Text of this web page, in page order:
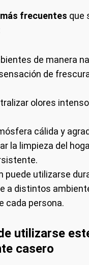
frecuentes que
de manera
de
olores
cálida y
la limpieza del
puede utilizarse
a distintos
cada persona.
utilizarse
casero